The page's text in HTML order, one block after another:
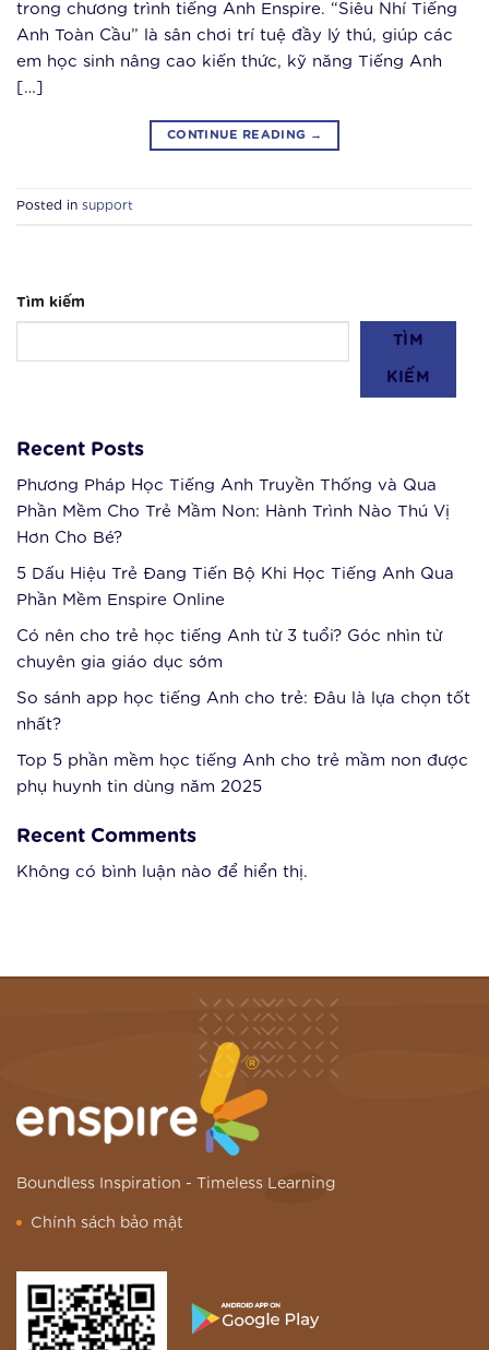
trong chương trình tiếng Anh Enspire. “Siêu Nhí Tiếng
Anh Toàn Cầu” là sân chơi trí tuệ đầy lý thú, giúp các
em học sinh nâng cao kiến thức, kỹ năng Tiếng Anh
[…]
CONTINUE READING →
Posted in support
Tìm kiếm
TÌM
KIẾM
Recent Posts
Phương Pháp Học Tiếng Anh Truyền Thống và Qua
Phần Mềm Cho Trẻ Mầm Non: Hành Trình Nào Thú Vị
Hơn Cho Bé?
5 Dấu Hiệu Trẻ Đang Tiến Bộ Khi Học Tiếng Anh Qua
Phần Mềm Enspire Online
Có nên cho trẻ học tiếng Anh từ 3 tuổi? Góc nhìn từ
chuyên gia giáo dục sớm
So sánh app học tiếng Anh cho trẻ: Đâu là lựa chọn tốt
nhất?
Top 5 phần mềm học tiếng Anh cho trẻ mầm non được
phụ huynh tin dùng năm 2025
Recent Comments
Không có bình luận nào để hiển thị.
Boundless Inspiration - Timeless Learning
Chính sách bảo mật